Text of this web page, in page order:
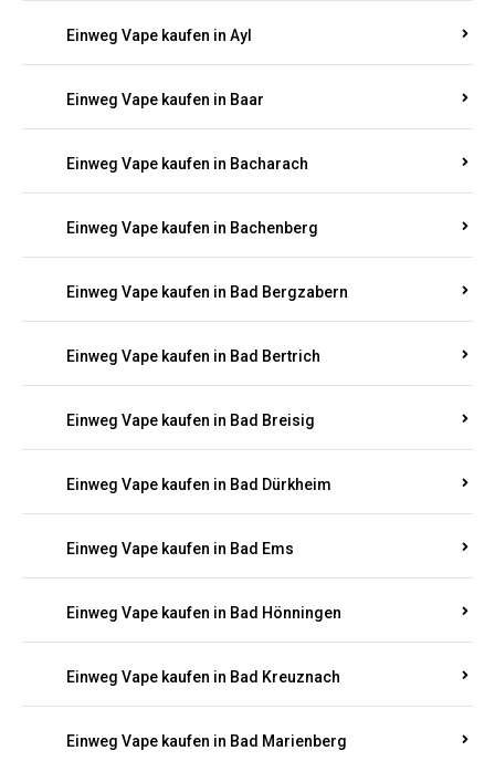
Einweg Vape kaufen in Ayl
Einweg Vape kaufen in Baar
Einweg Vape kaufen in Bacharach
Einweg Vape kaufen in Bachenberg
Einweg Vape kaufen in Bad Bergzabern
Einweg Vape kaufen in Bad Bertrich
Einweg Vape kaufen in Bad Breisig
Einweg Vape kaufen in Bad Dürkheim
Einweg Vape kaufen in Bad Ems
Einweg Vape kaufen in Bad Hönningen
Einweg Vape kaufen in Bad Kreuznach
Einweg Vape kaufen in Bad Marienberg